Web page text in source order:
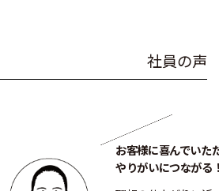
社員の声
お客様に喜んでいた
やりがいにつながる！